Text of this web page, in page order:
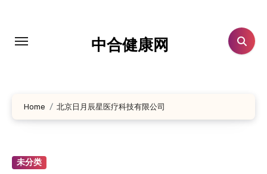
中合健康网
Home 北京日月辰星医疗科技有限公司
未分类